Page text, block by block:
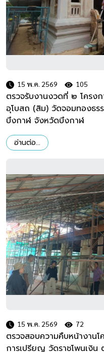
15 พ.ค. 2569 105
ตรวจรับงานงวดที่ ๒ โครง
อุโบสถ (สิม) วัดจอมทองธ
บึงกาฬ จังหวัดบึงกาฬ
อ่านต่อ...
15 พ.ค. 2569 72
ตรวจสอบความคืบหน้างาน
การเปรียญ วัดราชโพนเงิน